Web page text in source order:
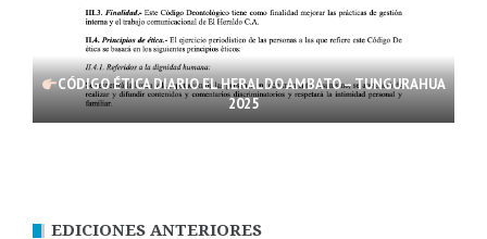
CÓDIGO ÉTICA DIARIO EL HERALDO AMBATO – TUNGURAHUA
2025
EDICIONES ANTERIORES